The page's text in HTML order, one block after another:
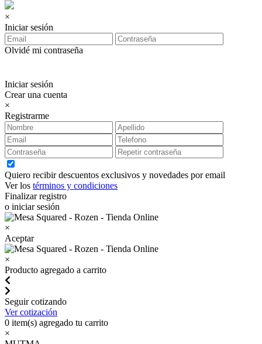
×
Iniciar sesión
Olvidé mi contraseña
Iniciar sesión
Crear una cuenta
×
Registrarme
Quiero recibir descuentos exclusivos y novedades por email
Ver los términos y condiciones
Finalizar registro
o iniciar sesión
×
Aceptar
×
Producto agregado a carrito
Seguir cotizando
Ver cotización
0 item(s) agregado tu carrito
×